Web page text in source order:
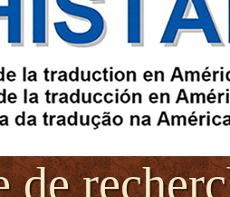
de